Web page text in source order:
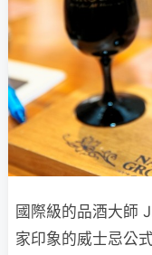
國際級的品酒大師
家印象的威士忌公